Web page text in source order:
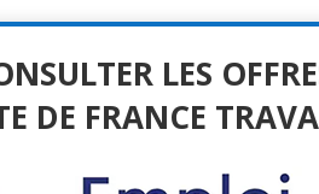
LES
DE FRANCE